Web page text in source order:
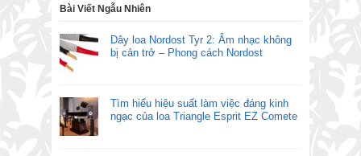
Bài Viết Ngẫu Nhiên
Dây loa Nordost Tyr 2: Âm nhạc không
bị cản trở – Phong cách Nordost
Tìm hiểu hiệu suất làm việc đáng kinh
ngạc của loa Triangle Esprit EZ Comete